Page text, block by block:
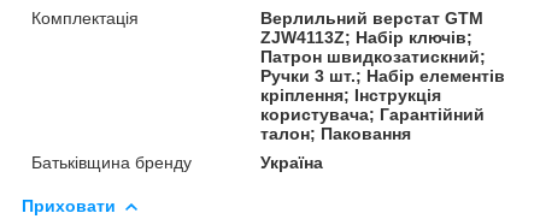
Комплектація
Верлильний верстат GTM
ZJW4113Z; Набір ключів;
Патрон швидкозатискний;
Ручки 3 шт.; Набір елементів
кріплення; Інструкція
користувача; Гарантійний
талон; Паковання
Батьківщина бренду
Україна
Приховати